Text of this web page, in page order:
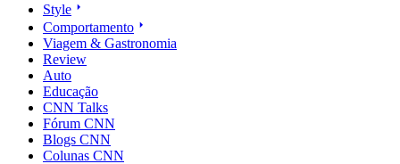
Style
Comportamento
Viagem & Gastronomia
Review
Auto
Educação
CNN Talks
Fórum CNN
Blogs CNN
Colunas CNN